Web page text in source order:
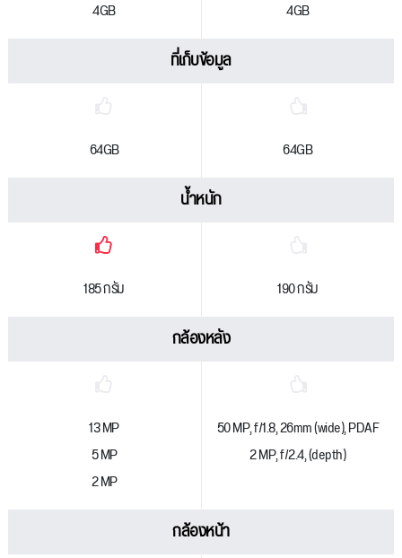
4GB 4GB
ที่เก็บข้อมูล
64GB 64GB
น้ำหนัก
185 กรัม 190 กรัม
กล้องหลัง
13 MP
5 MP
2 MP
50 MP, f/1.8, 26mm (wide), PDAF
2 MP, f/2.4, (depth)
กล้องหน้า